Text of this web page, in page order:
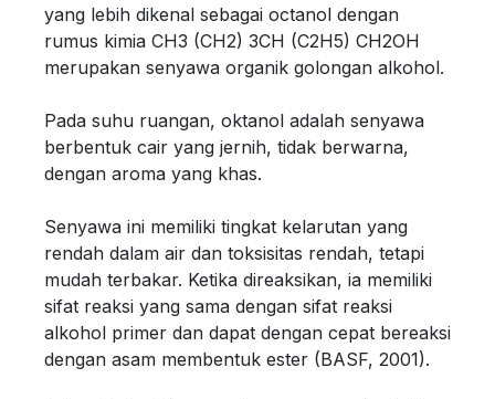
yang lebih dikenal sebagai octanol dengan
rumus kimia CH3 (CH2) 3CH (C2H5) CH2OH
merupakan senyawa organik golongan alkohol.
Pada suhu ruangan, oktanol adalah senyawa
berbentuk cair yang jernih, tidak berwarna,
dengan aroma yang khas.
Senyawa ini memiliki tingkat kelarutan yang
rendah dalam air dan toksisitas rendah, tetapi
mudah terbakar. Ketika direaksikan, ia memiliki
sifat reaksi yang sama dengan sifat reaksi
alkohol primer dan dapat dengan cepat bereaksi
dengan asam membentuk ester (BASF, 2001).